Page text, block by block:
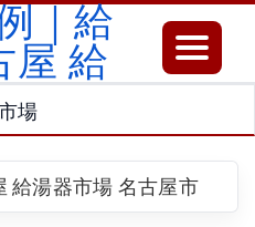
Toggle
場
給湯器市場 名古屋市